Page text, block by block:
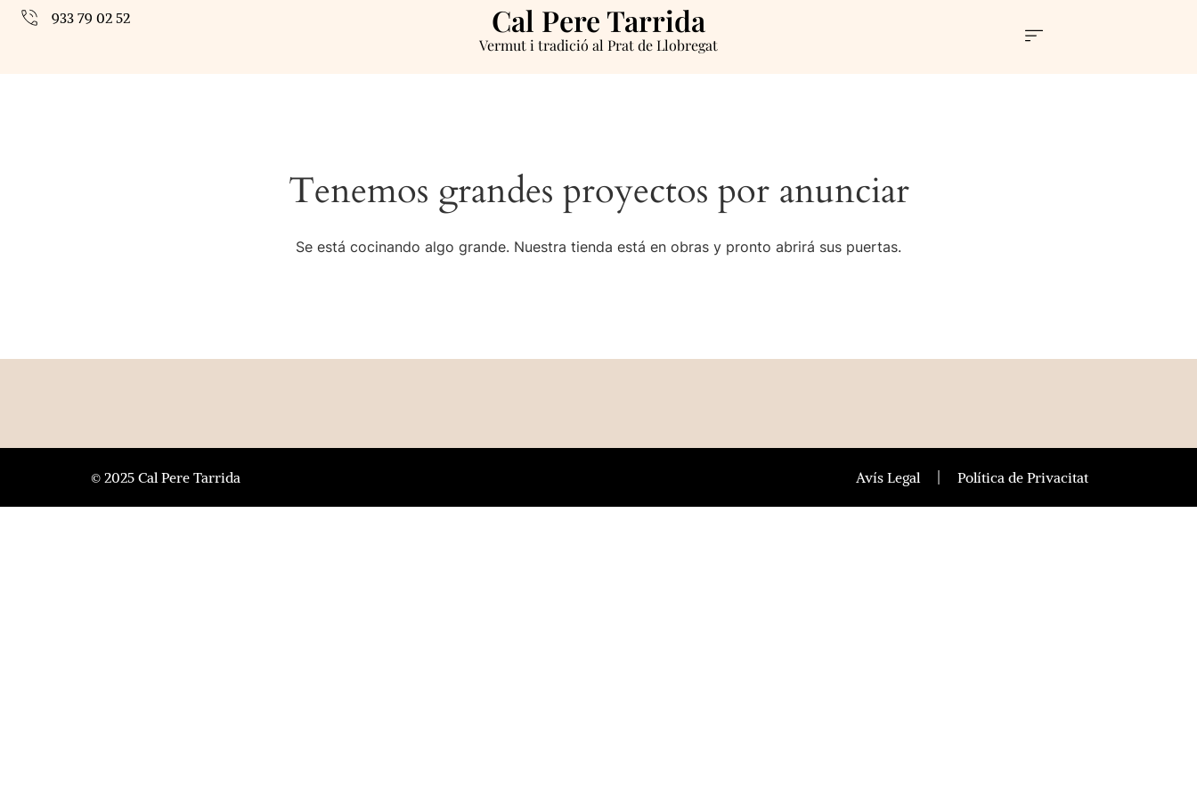
933 79 02 52 Cal Pere Tarrida
Vermut i tradició al Prat de Llobregat
Tenemos grandes proyectos por anunciar
Se está cocinando algo grande. Nuestra tienda está en obras y pronto abrirá sus puertas.
© 2025 Cal Pere Tarrida Avís Legal Política de Privacitat